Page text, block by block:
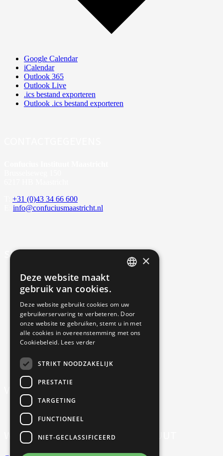
Google Calendar
iCalendar
Outlook 365
Outlook Live
.ics bestand exporteren
Outlook .ics bestand exporteren
+31 (0)43 34 66 600
info@confuciusmaastricht.nl
SITE-OVERZICHT
Algemene voorwaarden
Annulering, uitstel & resitutie
Privacy
Nieuwsbrief
VOLG ONS OP SOCIAL MEDIA
WERKEN BIJ CONFUCIUS INSTITUUT
×
Deze website maakt
gebruik van cookies.
Deze website gebruikt cookies om uw
gebruikerservaring te verbeteren. Door
onze website te gebruiken, stemt u in met
alle cookies in overeenstemming met ons
Cookiebeleid. Lees verder
STRIKT NOODZAKELIJK
PRESTATIE
TARGETING
FUNCTIONEEL
NIET-GECLASSIFICEERD